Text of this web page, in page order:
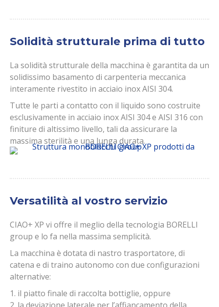
Solidità strutturale prima di tutto
La solidità strutturale della macchina è garantita da un
solidissimo basamento di carpenteria meccanica
interamente rivestito in acciaio inox AISI 304.
Tutte le parti a contatto con il liquido sono costruite
esclusivamente in acciaio inox AISI 304 e AISI 316 con
finiture di altissimo livello, tali da assicurare la
massima sterilità e una lunga durata.
Versatilità al vostro servizio
CIAO+ XP vi offre il meglio della tecnologia BORELLI
group e lo fa nella massima semplicità.
La macchina è dotata di nastro trasportatore, di
catena e di traino autonomo con due configurazioni
alternative:
1. il piatto finale di raccolta bottiglie, oppure